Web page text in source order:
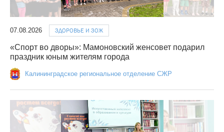
07.08.2026 ЗДОРОВЬЕ И ЗОЖ
«Спорт во дворы»: Мамоновский женсовет подарил
праздник юным жителям города
Калининградское региональное отделение СЖР